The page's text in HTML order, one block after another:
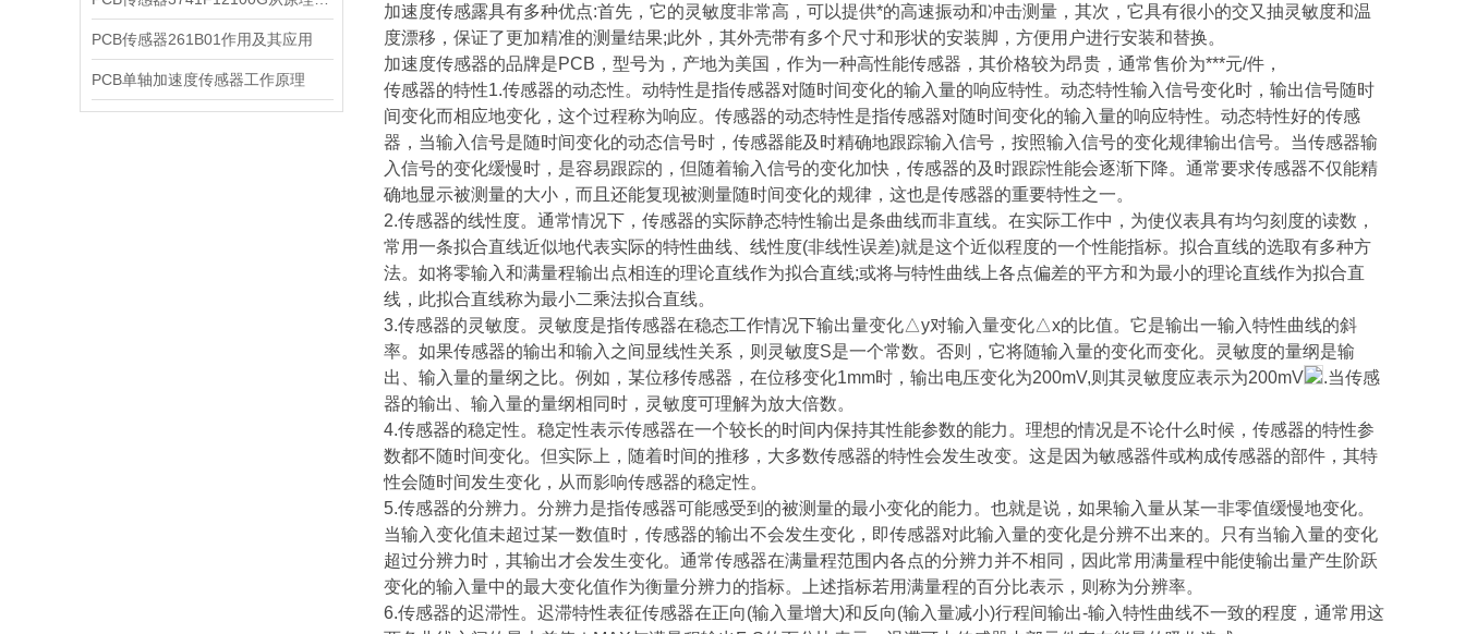
PCB传感器261B01作用及其应用
PCB单轴加速度传感器工作原理
加速度传感露具有多种优点:首先，它的灵敏度非常高，可以提供*的高速振动和冲击测量，其次，它具有很小的交又抽灵敏度和温
度漂移， 保证了更加精准的测量结果;此外，其外壳带有多个尺寸和形状的安装脚，方便用户进行安装和替换。
加速度传感器的品牌是PCB，型号为，产地为美国，作为一种高性能传感器，其价格较为昂贵，通常售价为***元/件，
传感器的特性1.传感器的动态性。动特性是指传感器对随时间变化的输入量的响应特性。动态特性输入信号变化时，输出信号随时
间变化而相应地变化，这个过程称为响应。传感器的动态特性是指传感器对随时间变化的输入量的响应特性。动态特性好的传感
器，当输入信号是随时间变化的动态信号时，传感器能及时精确地跟踪输入信号，按照输入信号的变化规律输出信号。当传感器输
入信号的变化缓慢时，是容易跟踪的，但随着输入信号的变化加快，传感器的及时跟踪性能会逐渐下降。通常要求传感器不仅能精
确地显示被测量的大小，而且还能复现被测量随时间变化的规律，这也是传感器的重要特性之一。
2.传感器的线性度。通常情况下，传感器的实际静态特性输出是条曲线而非直线。在实际工作中，为使仪表具有均匀刻度的读数，
常用一条拟合直线近似地代表实际的特性曲线、线性度(非线性误差)就是这个近似程度的一个性能指标。拟合直线的选取有多种方
法。如将零输入和满量程输出点相连的理论直线作为拟合直线;或将与特性曲线上各点偏差的平方和为最小的理论直线作为拟合直
线，此拟合直线称为最小二乘法拟合直线。
3.传感器的灵敏度。灵敏度是指传感器在稳态工作情况下输出量变化△y对输入量变化△x的比值。它是输出一输入特性曲线的斜
率。如果传感器的输出和输入之间显线性关系，则灵敏度S是一个常数。否则，它将随输入量的变化而变化。灵敏度的量纲是输
出、输入量的量纲之比。例如，某位移传感器，在位移变化1mm时，输出电压变化为200mV,则其灵敏度应表示为200mV
.当传感
器的输出、输入量的量纲相同时，灵敏度可理解为放大倍数。
4.传感器的稳定性。稳定性表示传感器在一个较长的时间内保持其性能参数的能力。理想的情况是不论什么时候，传感器的特性参
数都不随时间变化。但实际上，随着时间的推移，大多数传感器的特性会发生改变。这是因为敏感器件或构成传感器的部件，其特
性会随时间发生变化，从而影响传感器的稳定性。
5.传感器的分辨力。分辨力是指传感器可能感受到的被测量的最小变化的能力。也就是说，如果输入量从某一非零值缓慢地变化。
当输入变化值未超过某一数值时，传感器的输出不会发生变化，即传感器对此输入量的变化是分辨不出来的。只有当输入量的变化
超过分辨力时，其输出才会发生变化。通常传感器在满量程范围内各点的分辨力并不相同，因此常用满量程中能使输出量产生阶跃
变化的输入量中的最大变化值作为衡量分辨力的指标。上述指标若用满量程的百分比表示，则称为分辨率。
6.传感器的迟滞性。迟滞特性表征传感器在正向(输入量增大)和反向(输入量减小)行程间输出-输入特性曲线不一致的程度，通常用这